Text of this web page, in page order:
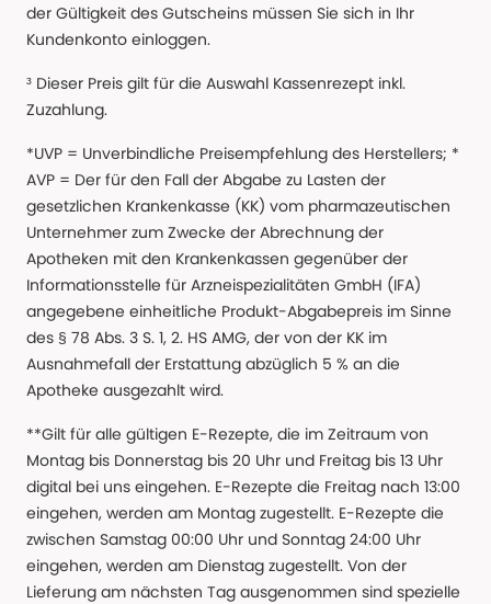
der Gültigkeit des Gutscheins müssen Sie sich in Ihr
Kundenkonto einloggen.
³ Dieser Preis gilt für die Auswahl Kassenrezept inkl.
Zuzahlung.
*UVP = Unverbindliche Preisempfehlung des Herstellers; *
AVP = Der für den Fall der Abgabe zu Lasten der
gesetzlichen Krankenkasse (KK) vom pharmazeutischen
Unternehmer zum Zwecke der Abrechnung der
Apotheken mit den Krankenkassen gegenüber der
Informationsstelle für Arzneispezialitäten GmbH (IFA)
angegebene einheitliche Produkt-Abgabepreis im Sinne
des § 78 Abs. 3 S. 1, 2. HS AMG, der von der KK im
Ausnahmefall der Erstattung abzüglich 5 % an die
Apotheke ausgezahlt wird.
**Gilt für alle gültigen E-Rezepte, die im Zeitraum von
Montag bis Donnerstag bis 20 Uhr und Freitag bis 13 Uhr
digital bei uns eingehen. E-Rezepte die Freitag nach 13:00
eingehen, werden am Montag zugestellt. E-Rezepte die
zwischen Samstag 00:00 Uhr und Sonntag 24:00 Uhr
eingehen, werden am Dienstag zugestellt. Von der
Lieferung am nächsten Tag ausgenommen sind spezielle